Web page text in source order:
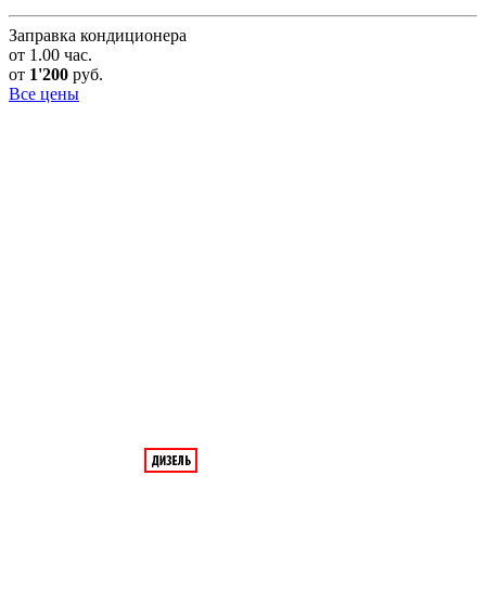
Заправка кондиционера
от 1.00 час.
от 1'200 руб.
Все цены